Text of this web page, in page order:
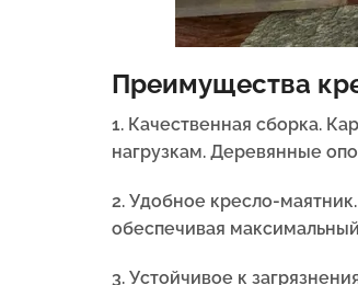
Преимущества
1. Качественная сборка.
нагрузкам. Деревянные
2. Удобное кресло-
обеспечивая
3. Устойчивое к